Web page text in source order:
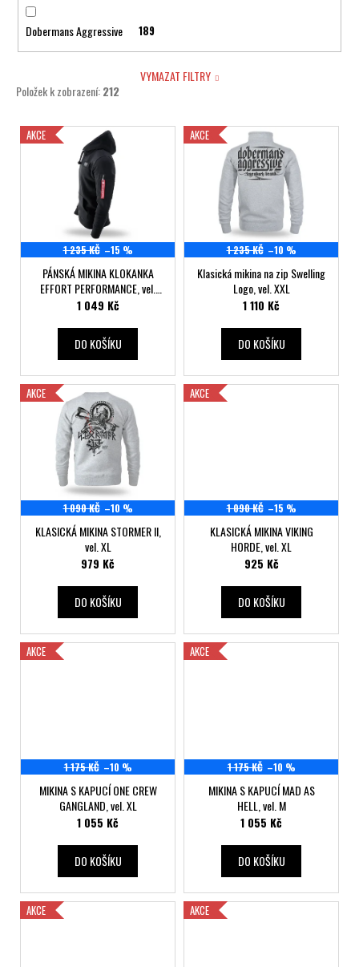
Dobermans Aggressive 189
VYMAZAT FILTRY
Položek k zobrazení:212
V
ý
r
ů
AKCE
1 235 KČ –15 %
PÁNSKÁ MIKINA KLOKANKA
EFFORT PERFORMANCE, vel.
XXXL
1 049 Kč
DO KOŠÍKU
AKCE
1 235 KČ –10 %
Klasická mikina na zip Swelling
Logo, vel. XXL
1 110 Kč
DO KOŠÍKU
AKCE
1 090 KČ –10 %
KLASICKÁ MIKINA STORMER II,
vel. XL
979 Kč
DO KOŠÍKU
AKCE
1 090 KČ –15 %
KLASICKÁ MIKINA VIKING
HORDE, vel. XL
925 Kč
DO KOŠÍKU
AKCE
1 175 KČ –10 %
MIKINA S KAPUCÍ ONE CREW
GANGLAND, vel. XL
1 055 Kč
DO KOŠÍKU
AKCE
1 175 KČ –10 %
MIKINA S KAPUCÍ MAD AS
HELL, vel. M
1 055 Kč
DO KOŠÍKU
AKCE AKCE
č
e
e